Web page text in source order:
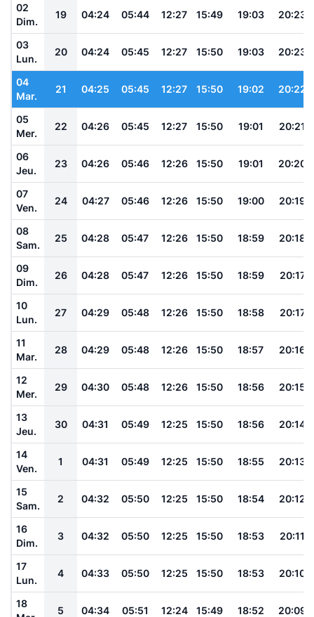
02
Dim.
19 04:24 05:44 12:27 15:49 19:03 20:23
03
Lun.
20 04:24 05:45 12:27 15:50 19:03 20:23
04
Mar.
21 04:25 05:45 12:27 15:50 19:02 20:22
05
Mer.
22 04:26 05:45 12:27 15:50 19:01 20:21
06
Jeu.
23 04:26 05:46 12:26 15:50 19:01 20:20
07
Ven.
24 04:27 05:46 12:26 15:50 19:00 20:19
08
Sam.
25 04:28 05:47 12:26 15:50 18:59 20:18
09
Dim.
26 04:28 05:47 12:26 15:50 18:59 20:17
10
Lun.
27 04:29 05:48 12:26 15:50 18:58 20:17
11
Mar.
28 04:29 05:48 12:26 15:50 18:57 20:16
12
Mer.
29 04:30 05:48 12:26 15:50 18:56 20:15
13
Jeu.
30 04:31 05:49 12:25 15:50 18:56 20:14
14
Ven.
1 04:31 05:49 12:25 15:50 18:55 20:13
15
Sam.
2 04:32 05:50 12:25 15:50 18:54 20:12
16
Dim.
3 04:32 05:50 12:25 15:50 18:53 20:11
17
Lun.
4 04:33 05:50 12:25 15:50 18:53 20:10
18
5 04:34 05:51 12:24 15:49 18:52 20:09